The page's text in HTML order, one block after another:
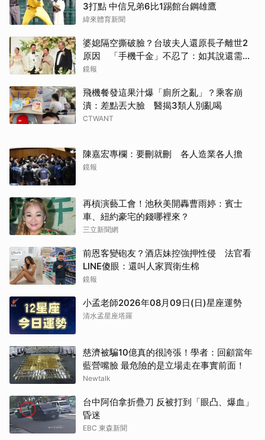
3打點 中信兄弟6比1踢館台鋼雄鷹
緯來體育新聞
婆媳隔空撕破臉？台玻夫人還原長子離世2
原因 「手機千金」不忍了：如其說還需要
離開嗎？
鏡報
飛機餐發這果汁爆「廁所之亂」？乘客崩
潰：差點丟大臉 醫揭3類人別亂喝
CTWANT
陳嘉宏專欄：要刪就刪 各人造業各人擔
鏡報
再槓演藝工會！池秋美開轟曹雨婷：賓士
車、紐約豪宅的錢哪裡來？
三立新聞網
前恩客變砲友？酒店妹控強押性侵 法官看
LINE傻眼：還叫人家買衛生棉
鏡報
小孟老師2026年08月09日(日)星座運勢
清水孟星座塔羅
慈濟被騙10億真的很誇張！學者：回顧當年
藍營嘴臉 最危險的是立場走在事實前面！
Newtalk
台中阿伯拿折疊刀 反被打到「眼凸、爆血」
昏迷
EBC 東森新聞
取消